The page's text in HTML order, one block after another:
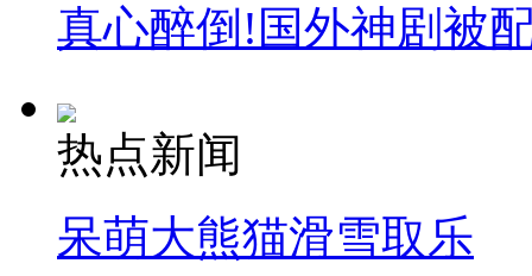
真心醉倒!国外神剧被
热点新闻
呆萌大熊猫滑雪取乐